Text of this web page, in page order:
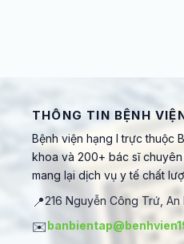
THÔNG TIN BỆNH
Bệnh viện hạng I trực thuộc
khoa và 200+ bác sĩ
mang lại dịch vụ y tế chất
📍216 Nguyễn Công Trứ,
✉️